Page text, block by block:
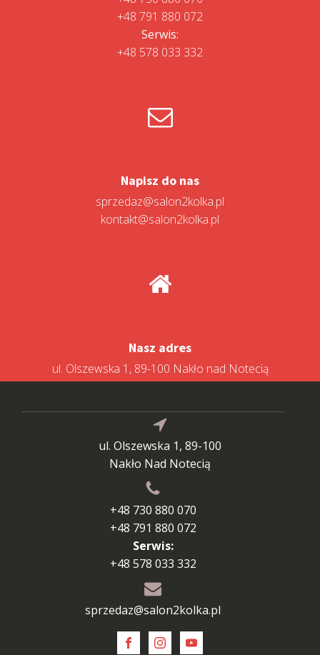
+48 791 880 072
Serwis:
+48 578 033 332
Napisz do nas
sprzedaz@salon2kolka.pl
kontakt@salon2kolka.pl
Nasz adres
ul. Olszewska 1, 89-100 Nakło nad Notecią
ul. Olszewska 1, 89-100
Nakło Nad Notecią
+48 730 880 070
+48 791 880 072
Serwis:
+48 578 033 332
sprzedaz@salon2kolka.pl